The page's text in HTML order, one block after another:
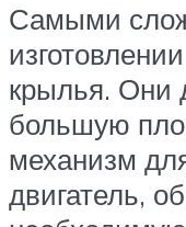
Самыми
крылья. Они
большую
механизм
двигатель,